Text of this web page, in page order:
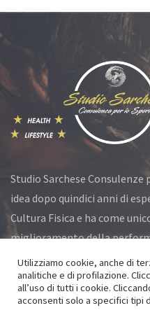
Studio Sarchese Consulenze
idea dopo quindici anni di
Cultura Fisica e ha come
miglioramento della
© Studio Sarchese 2021 All
Utilizziamo cookie, anche di
analitiche e di profilazione.
all’uso di tutti i cookie.
acconsenti solo a specifici tipi